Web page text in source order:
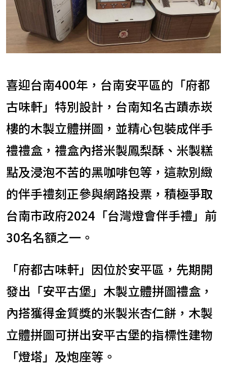
喜迎台南400年，台南安平區的「府都
古味軒」特別設計，台南知名古蹟赤崁
樓的木製立體拼圖，並精心包裝成伴手
禮禮盒，禮盒內搭米製鳳梨酥、米製糕
點及浸泡不苦的黑咖啡包等，這款別緻
的伴手禮刻正參與網路投票，積極爭取
台南市政府2024「台灣燈會伴手禮」前
30名名額之一。
「府都古味軒」因位於安平區，先期開
發出「安平古堡」木製立體拼圖禮盒，
內搭獲得金質獎的米製米杏仁餅，木製
立體拼圖可拼出安平古堡的指標性建物
「燈塔」及炮座等。